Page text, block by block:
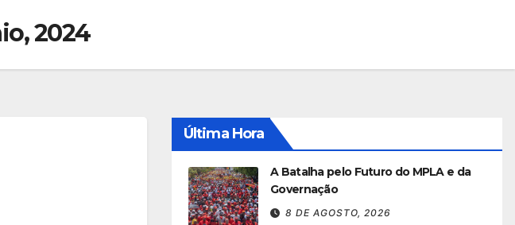
2024
Última Hora
A Batalha pelo Futuro do MPLA e da
Governação
8 DE AGOSTO, 2026